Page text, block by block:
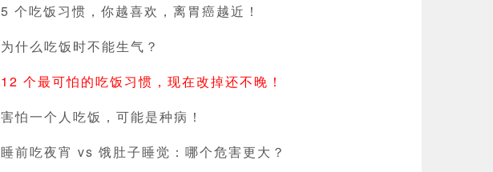
5 个吃饭习惯，你越喜欢，离胃癌越近！
为什么吃饭时不能生气？
12 个最可怕的吃饭习惯，现在改掉还不晚！
害怕一个人吃饭，可能是种病！
睡前吃夜宵 vs 饿肚子睡觉：哪个危害更大？